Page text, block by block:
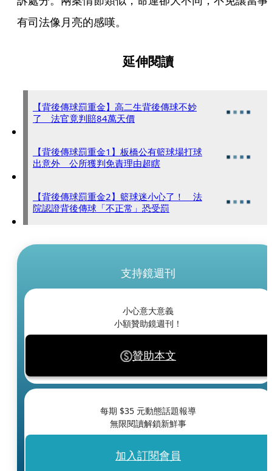
有司法像月亮的感嘆。
延伸閱讀
【背後傳球罰重金】高二生背後傳球不妙
了 法官竟判賠84萬天價
【背後傳球罰重金1】板橋公有籃球場打球
出意外 公所獲判免責理由超瞎
【背後傳球罰重金2】籃球迷小心了！ 法
院認證背後傳球「不正常」恐受罰
支持鏡週刊
小心意大意義
小額贊助鏡週刊！
贊助本文
每期 $35 元動態話題報導
無限閱讀解鎖新鮮事
加入訂閱會員